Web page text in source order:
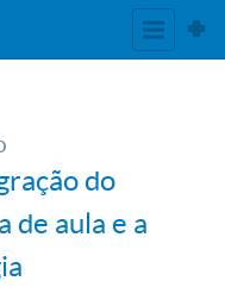
do
de aula e a